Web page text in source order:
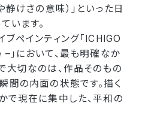
静けさの意味）」といった日
います。
ブペインティング「ICHIGO
において、最も明確なか
大切なのは、作品そのもの
間の内面の状態です。描く
で現在に集中した、平和の